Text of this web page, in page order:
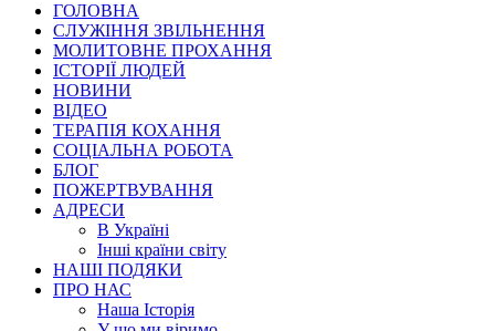
ГОЛОВНА
СЛУЖІННЯ ЗВІЛЬНЕННЯ
МОЛИТОВНЕ ПРОХАННЯ
ІСТОРІЇ ЛЮДЕЙ
НОВИНИ
ВІДЕО
ТЕРАПІЯ КОХАННЯ
СОЦІАЛЬНА РОБОТА
БЛОГ
ПОЖЕРТВУВАННЯ
АДРЕСИ
В Україні
Інші країни світу
НАШІ ПОДЯКИ
ПРО НАС
Наша Історія